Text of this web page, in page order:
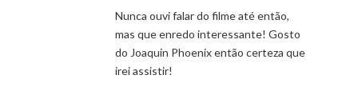
Nunca ouvi falar do filme até então,
mas que enredo interessante! Gosto
do Joaquin Phoenix então certeza que
irei assistir!